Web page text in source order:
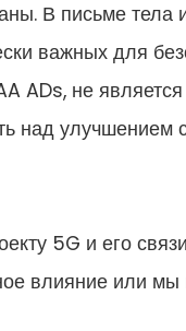
В письме тела
важных для
ADs, не
над улучшением
5G и его
влияние или